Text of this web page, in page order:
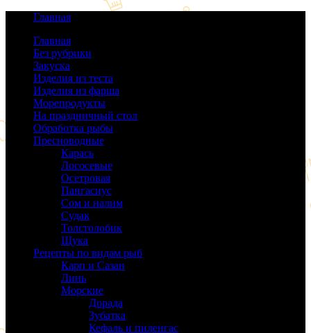
Главная
Главная
Без рубрики
Закуска
Изделия из теста
Изделия из фарша
Морепродукты
На праздничный стол
Обработка рыбы
Пресноводные
Карась
Лососевые
Осетровая
Пангасиус
Сом и налим
Судак
Толстолобик
Щука
Рецепты по видам рыб
Карп и Сазан
Линь
Морские
Дорада
Зубатка
Кефаль и пиленгас